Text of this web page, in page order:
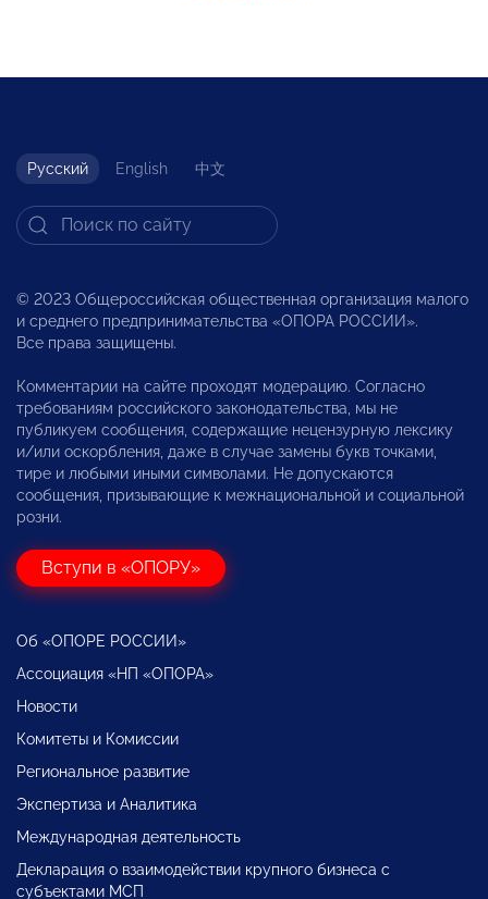
Русский English 中文
© 2023 Общероссийская общественная организация малого
и среднего предпринимательства «ОПОРА РОССИИ».
Все права защищены.
Комментарии на сайте проходят модерацию. Согласно
требованиям российского законодательства, мы не
публикуем сообщения, содержащие нецензурную лексику
и/или оскорбления, даже в случае замены букв точками,
тире и любыми иными символами. Не допускаются
сообщения, призывающие к межнациональной и социальной
розни.
Вступи в «ОПОРУ»
Об «ОПОРЕ РОССИИ»
Ассоциация «НП «ОПОРА»
Новости
Комитеты и Комиссии
Региональное развитие
Экспертиза и Аналитика
Международная деятельность
Декларация о взаимодействии крупного бизнеса с
субъектами МСП